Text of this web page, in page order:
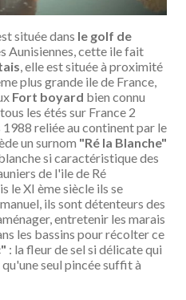
située dans le golf de
Aunisiennes, cette ile fait
, elle est située à proximité
plus grande ile de France,
Fort boyard bien connu
les étés sur France 2
1988 reliée au continent par le
un surnom "Ré la Blanche"
si caractéristique des
de l'ile de Ré
le XI ème siècle ils se
ils sont détenteurs des
entretenir les marais
les bassins pour récolter ce
: la fleur de sel si délicate qui
seul pincée suffit à